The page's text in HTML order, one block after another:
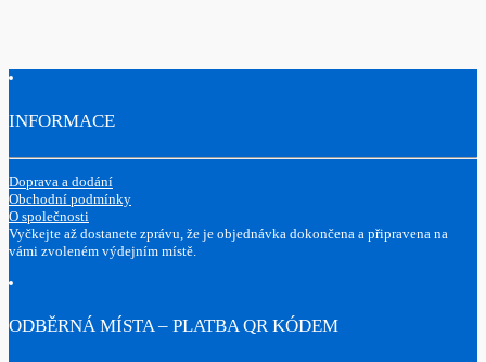
INFORMACE
Doprava a dodání
Obchodní podmínky
O společnosti
Vyčkejte až dostanete zprávu, že je objednávka dokončena a připravena na
vámi zvoleném výdejním místě.
ODBĚRNÁ MÍSTA – PLATBA QR KÓDEM